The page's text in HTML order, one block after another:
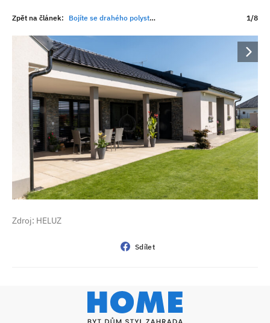
Zpět na článek: Bojíte se drahého polystyrenu? Novostavby zateplení nepotřebují 1/8
Zdroj: HELUZ
Sdílet